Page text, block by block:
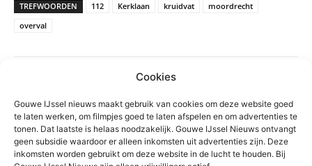
Cookies
Gouwe IJssel nieuws maakt gebruik van cookies om deze website goed
te laten werken, om filmpjes goed te laten afspelen en om advertenties te
tonen. Dat laatste is helaas noodzakelijk. Gouwe IJssel Nieuws ontvangt
geen subsidie waardoor er alleen inkomsten uit advertenties zijn. Deze
inkomsten worden gebruikt om deze website in de lucht te houden. Bij
TREFWOORDEN 112 Kerklaan kruidvat
moordrecht
overval
Gerelateerd